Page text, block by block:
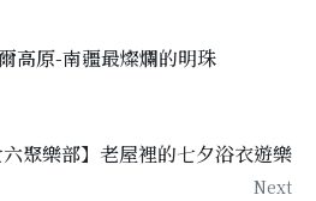
高原-南疆最燦爛的明珠
六聚樂部】老屋裡的七夕浴衣遊樂
Next